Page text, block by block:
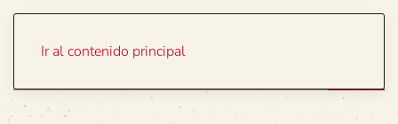
Ir al contenido principal